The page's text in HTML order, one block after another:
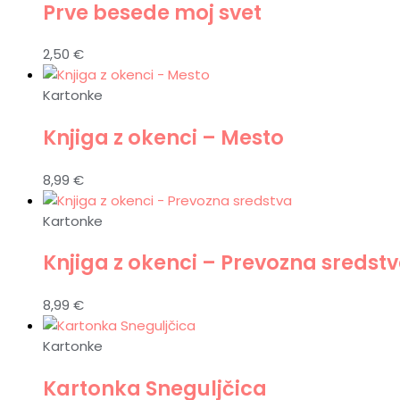
Prve besede moj svet
2,50 €
Kartonke
Knjiga z okenci – Mesto
8,99 €
Kartonke
Knjiga z okenci – Prevozna
8,99 €
Kartonke
Kartonka Sneguljčica